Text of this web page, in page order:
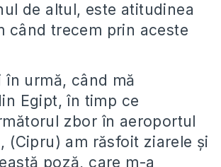
de altul, este atitudinea
când trecem prin aceste
în urmă, când mă
Egipt, în timp ce
zbor în aeroportul
(Cipru) am răsfoit ziarele și
poză, care m-a